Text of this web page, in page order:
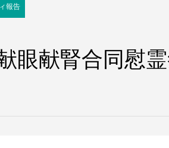
報告
眼献腎合同慰